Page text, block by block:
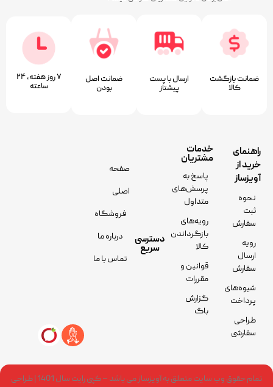
ضمانت بازگشت
کالا
ارسال با پست
پیشتاز
ﺿﻤﺎﻧﺖ اﺻﻞ
ﺑﻮدن
۷ روز ﻫﻔﺘﻪ، ۲۴
ﺳﺎﻋﺘﻪ
راهنمای
خرید از
آویزساز
نحوه
ثبت
سفارش
رویه
ارسال
سفارش
شیوه‌های
پرداخت
طراحی
سفارشی
خدمات
مشتریان
پاسخ به
پرسش‌های
متداول
رویه‌های
بازگرداندن
کالا
قوانین و
مقررات
گزارش
باگ
دسترسی
سریع
صفحه
اصلی
فروشگاه
درباره ما
تماس با ما
تمام حقوق وب سایت متعلق به آویزساز می باشد – کپی رایت سال 1401 | طراحی